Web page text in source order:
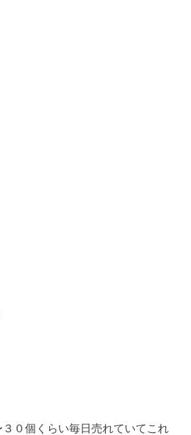
０個くらい毎日売れていてこれ